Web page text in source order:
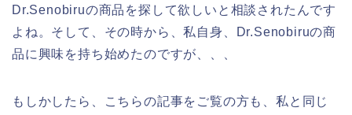
Dr.Senobiruの商品を探して欲しいと相談されたんです
よね。そして、その時から、私自身、Dr.Senobiruの商
品に興味を持ち始めたのですが、、、
もしかしたら、こちらの記事をご覧の方も、私と同じ